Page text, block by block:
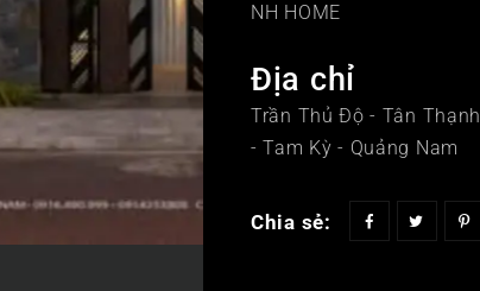
NH HOME
Địa chỉ
Trần Thủ Độ - Tân Thạnh
- Tam Kỳ - Quảng Nam
Chia sẻ: